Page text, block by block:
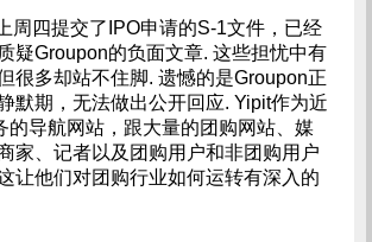
周四提交了IPO申请的S-1文件，已经
疑Groupon的负面文章. 这些担忧中有
很多却站不住脚. 遗憾的是Groupon正
默期，无法做出公开回应. Yipit作为近
的导航网站，跟大量的团购网站、媒
家、记者以及团购用户和非团购用户
让他们对团购行业如何运转有深入的